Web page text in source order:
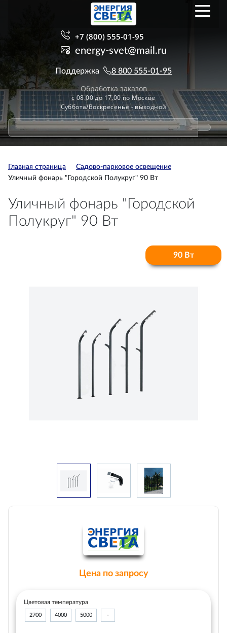
+7 (800) 555-01-95
energy-svet@mail.ru
Поддержка 8 800 555-01-95
Обработка заказов
с 08.00 до 17.00 по Москве
Суббота/Воскресенье - выходной
Главная страница
Садово-парковое освещение
Уличный фонарь "Городской Полукруг" 90 Вт
Уличный фонарь "Городской
Полукруг" 90 Вт
90 Вт
Цена по запросу
Цветовая температура
2700 4000 5000 -